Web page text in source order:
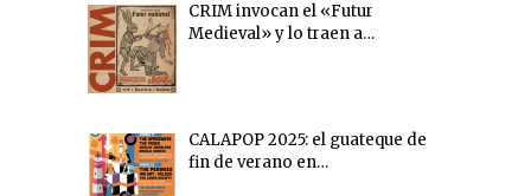
CRIM invocan el «Futur
Medieval» y lo traen a…
CALAPOP 2025: el guateque de
fin de verano en…